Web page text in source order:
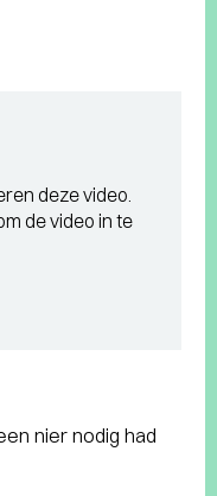
deze video.
de video in te
nier nodig had